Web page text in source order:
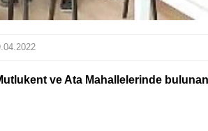
ve Ata Mahallelerinde